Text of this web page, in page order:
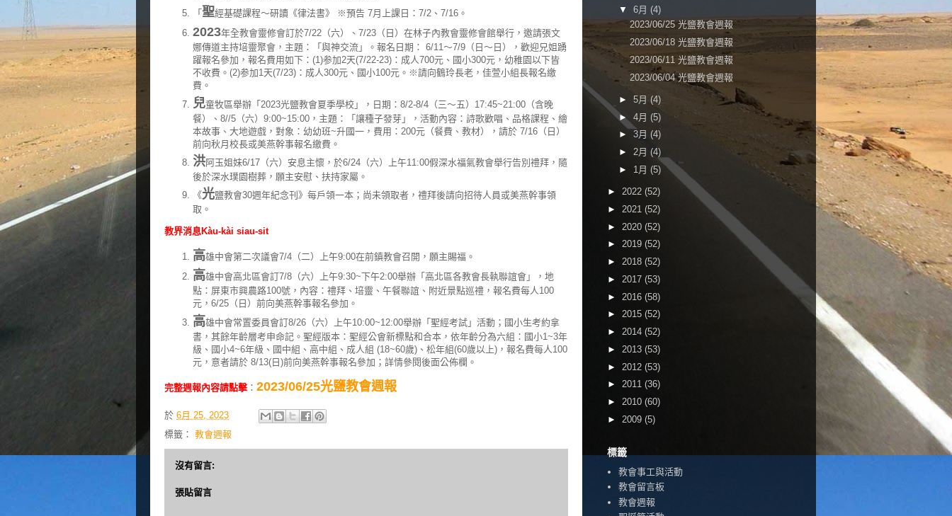
「 聖經基礎課程～研讀《律法書》 ※預告 7月上課日：7/2、7/16。
2023年全教會靈修會訂於7/22（六）、7/23（日）在林子內教會靈修會館舉行，邀請張文
娜傳道主持培靈聚會，主題：「與神交流」。報名日期： 6/11～7/9（日～日），歡迎兄姐踴
躍報名參加，報名費用如下：(1)参加2天(7/22-23)：成人700元、國小300元，幼稚園以下皆
不收費。(2)参加1天(7/23)：成人300元、國小100元。※請向鶴玲長老，佳萱小組長報名繳
費。
兒童牧區舉辦「2023光鹽教會夏季學校」，日期：8/2-8/4（三～五）17:45~21:00（含晚
餐）、8//5（六）9:00~15:00，主題：「讓種子發芽」，活動內容：詩歌歡唱、品格課程、繪
本故事、大地遊戲，對象：幼幼班~升國一，費用：200元（餐費、教材），請於 7/16（日）
前向秋月校長或美燕幹事報名繳費。
洪阿玉姐妹6/17（六）安息主懷，於6/24（六）上午11:00假深水福氣教會舉行告別禮拜，隨
後於深水璞園樹葬，願主安慰、扶持家屬。
《光鹽教會30週年紀念刊》每戶領一本；尚未領取者，禮拜後請向招待人員或美燕幹事領
取。
教界消息Kàu-kài siau-sit
高雄中會第二次議會7/4（二）上午9:00在前鎮教會召開，願主賜福。
高雄中會高北區會訂7/8（六）上午9:30~下午2:00舉辦「高北區各教會長執聯誼會」，地
點：屏東市興農路100號，內容：禮拜、培靈、午餐聯誼、附近景點巡禮，報名費每人100
元，6/25（日）前向美燕幹事報名參加。
高雄中會常置委員會訂8/26（六）上午10:00~12:00舉辦「聖經考試」活動；國小生考約拿
書，其餘年齡層考申命記。聖經版本：聖經公會新標點和合本，依年齡分為六組：國小1~3年
級、國小4~6年級、國中組、高中組、成人組 (18~60歲)、松年組(60歲以上)，報名費每人100
元，意者請於 8/13(日)前向美燕幹事報名參加；詳情參閱後面公佈欄。
完整週報內容請點擊： 2023/06/25光鹽教會週報
於 6月 25, 2023
標籤： 教會週報
沒有留言:
張貼留言
▼ 6月 (4)
2023/06/25 光鹽教會週報
2023/06/18 光鹽教會週報
2023/06/11 光鹽教會週報
2023/06/04 光鹽教會週報
► 5月 (4)
► 4月 (5)
► 3月 (4)
► 2月 (4)
► 1月 (5)
► 2022 (52)
► 2021 (52)
► 2020 (52)
► 2019 (52)
► 2018 (52)
► 2017 (53)
► 2016 (58)
► 2015 (52)
► 2014 (52)
► 2013 (53)
► 2012 (53)
► 2011 (36)
► 2010 (60)
► 2009 (5)
標籤
教會事工與活動
教會留言板
教會週報